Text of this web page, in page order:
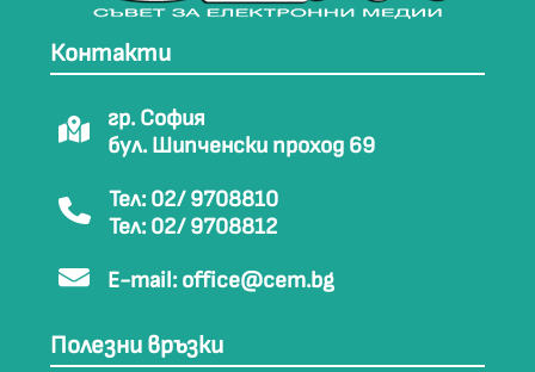
Контакти
гр. София
бул. Шипченски проход 69
Тел: 02/ 9708810
Тел: 02/ 9708812
E-mail: office@cem.bg
Полезни връзки